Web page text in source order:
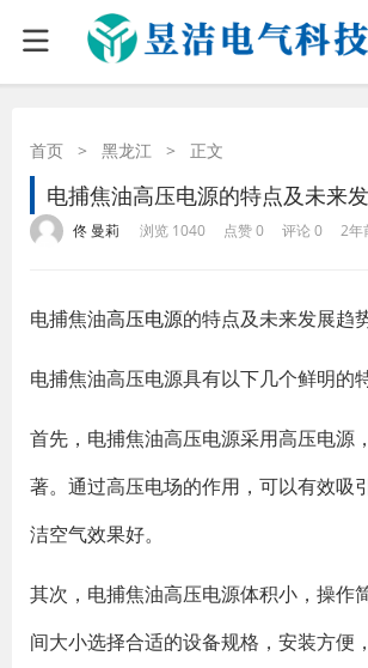
首页 > 黑龙江 > 正文
电捕焦油高压电源的特点及未来
佟 曼莉 浏览 1040 点赞 0 评论 0 2年
电捕焦油高压电源的特点及未来发展趋
电捕焦油高压电源具有以下几个鲜明的
首先，电捕焦油高压电源采用高压电源
著。通过高压电场的作用，可以有效吸
洁空气效果好。
其次，电捕焦油高压电源体积小，操作
间大小选择合适的设备规格，安装方便